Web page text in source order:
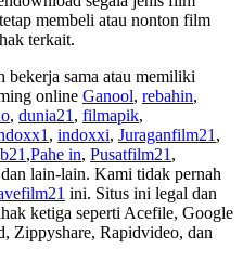
membeli atau nonton film
terkait.
bekerja sama atau memiliki
online Ganool, rebahin,
, dunia21 , filmapik,
, indoxxi, Juraganfilm21 ,
,Pahe in, Pusatfilm21 ,
lain-lain. Kami tidak pernah
ini. Situs ini legal dan
ketiga seperti Acefile, Google
Zippyshare, Rapidvideo, dan